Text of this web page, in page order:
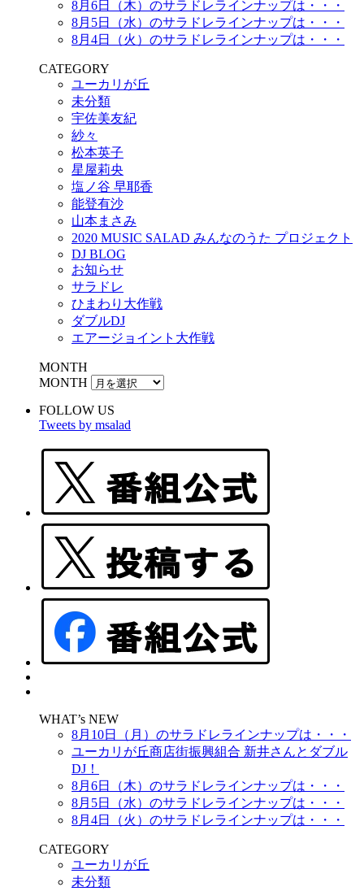
8月6日（木）のサラドレラインナップは・・・
8月5日（水）のサラドレラインナップは・・・
8月4日（火）のサラドレラインナップは・・・
CATEGORY
ユーカリが丘
未分類
宇佐美友紀
紗々
松本英子
星屋莉央
塩ノ谷 早耶香
能登有沙
山本まさみ
2020 MUSIC SALAD みんなのうた プロジェクト
DJ BLOG
お知らせ
サラドレ
ひまわり大作戦
ダブルDJ
エアージョイント大作戦
MONTH
MONTH
FOLLOW US
Tweets by msalad
WHAT’s NEW
8月10日（月）のサラドレラインナップは・・・
ユーカリが丘商店街振興組合 新井さんとダブル
DJ！
8月6日（木）のサラドレラインナップは・・・
8月5日（水）のサラドレラインナップは・・・
8月4日（火）のサラドレラインナップは・・・
CATEGORY
ユーカリが丘
未分類